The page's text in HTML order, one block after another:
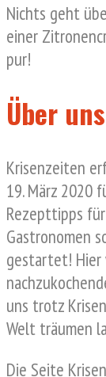
Nichts geht
einer
pur!
Über uns
Krisenzeiten
19. März 2020
Rezepttipps
Gastronomen
gestartet! Hier
uns trotz
Welt träumen
Die Seite